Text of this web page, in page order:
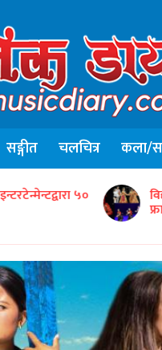
सङ्गीत चलचित्र कला/
सांस्कृतिक टोलीको